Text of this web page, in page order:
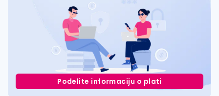
Podelite informaciju o plati